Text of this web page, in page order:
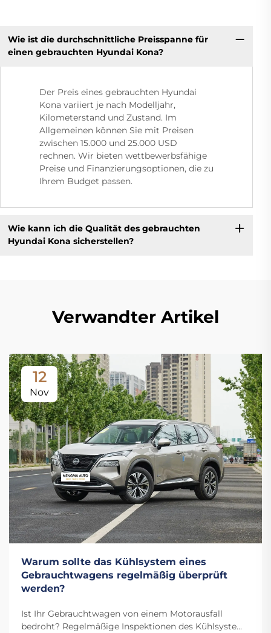
Wie ist die durchschnittliche Preisspanne für
einen gebrauchten Hyundai Kona?
Der Preis eines gebrauchten Hyundai
Kona variiert je nach Modelljahr,
Kilometerstand und Zustand. Im
Allgemeinen können Sie mit Preisen
zwischen 15.000 und 25.000 USD
rechnen. Wir bieten wettbewerbsfähige
Preise und Finanzierungsoptionen, die zu
Ihrem Budget passen.
Wie kann ich die Qualität des gebrauchten
Hyundai Kona sicherstellen?
Verwandter Artikel
12
Nov
Warum sollte das Kühlsystem eines
Gebrauchtwagens regelmäßig überprüft
werden?
Ist Ihr Gebrauchtwagen von einem Motorausfall
bedroht? Regelmäßige Inspektionen des Kühlsystems